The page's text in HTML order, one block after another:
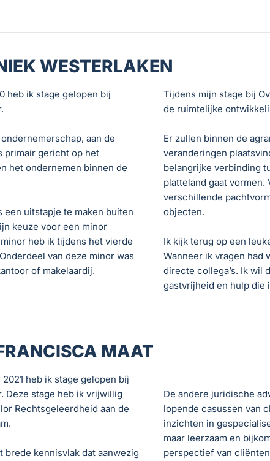
WESTERLAKEN
heb ik stage gelopen bij
aan de
primair gericht op het
het ondernemen binnen de
een uitstapje te maken buiten
keuze voor een minor
minor heb ik tijdens het vierde
van deze minor was
of makelaardij.
Tijdens mijn stage bij
de ruimtelijke
Er zullen binnen de
veranderingen
belangrijke verbinding
platteland gaat
verschillende
objecten.
Ik kijk terug op een
Wanneer ik vragen had
directe collega’s. Ik wil
gastvrijheid en hulp die
MAAT
heb ik stage gelopen bij
Deze stage heb ik vrijwillig
Rechtsgeleerdheid aan de
brede kennisvlak dat aanwezig
De andere juridische
lopende casussen van
inzichten in
maar leerzaam en
perspectief van